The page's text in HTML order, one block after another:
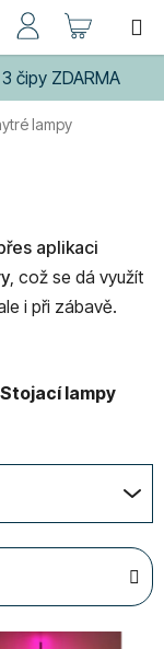
čipy ZDARMA
KOŠÍK
lampy
aplikaci
, což se dá využít
i při zábavě.
Stojací lampy